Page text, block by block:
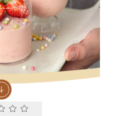
Current rating 0.0. Click to rate.